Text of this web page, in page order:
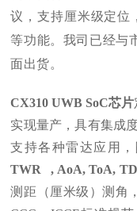
议，支持厘米级定位
等功能。我司已经与
面出货。
CX310 UWB SoC芯片
实现量产，具有集成
支持各种雷达应用
TWR
, AoA, ToA,
测距（厘米级）测角